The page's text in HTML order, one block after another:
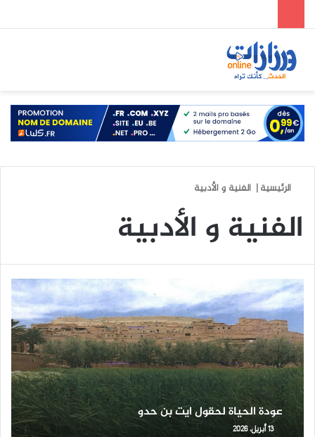
الرئيسية| الفنية و الأدبية
الفنية و الأدبية
عودة الحياة لحقول ايت بن حدو
13 أبريل، 2026